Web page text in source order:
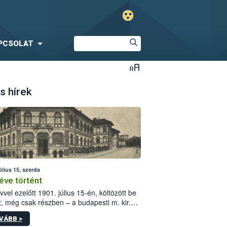
hírek
15, szerda
történt
ezelőtt 1901. július 15-én, költözött be
még csak részben – a budapesti m. kir.
állomás a Kis Rókus utca
alatti, Czigler Győző által tervezett új
>